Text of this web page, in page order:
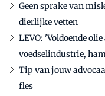
Geen sprake van
dierlijke vetten
LEVO: 'Voldoende
voedselindustrie,
Tip van jouw
fles